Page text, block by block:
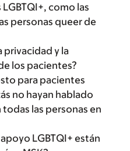
como las
personas queer de
privacidad y la
los pacientes?
para pacientes
no hayan hablado
las personas en
LGBTQI+ están